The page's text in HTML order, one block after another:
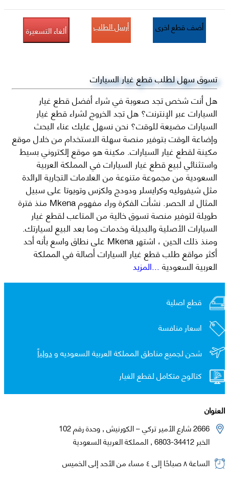
أضف قطع اخرى أرسل الطلب ألغاء التسعيرة
تسوق سهل لطلب قطع غيار السيارات
هل أنت شخص تجد صعوبة في شراء أفضل قطع غيار
السيارات عبر الإنترنت؟ هل تجد الخروج لشراء قطع غيار
السيارات مضيعة للوقت؟ نحن نسهل عليك عناء البحث
وإضاعة الوقت بتوفير منصة سهلة الاستخدام من خلال موقع
مكينة لقطع غيار السيارات. مكينة هو موقع إلكتروني بسيط
واستثنائي لبيع قطع غيار السيارات في المملكة العربية
السعودية من مجموعة متنوعة من العلامات التجارية الرائدة
مثل شيفروليه وكرايسلر ودودج ولكزس وتويوتا على سبيل
المثال لا الحصر. نشأت الفكرة وراء مفهوم Mkena منذ فترة
طويلة لتوفير منصة تسوق خالية من المتاعب لقطع غيار
السيارات الأصلية والبديلة وخدمات وما بعد البيع لسيارتك.
ومنذ ذلك الحين ، اشتهر Mkena على نطاق واسع بأنه أحد
أكثر مواقع طلب قطع غيار السيارات أصالة في المملكة
العربية السعودية...المزيد
قطع اصلية
اسعار منافسة
شحن لجميع مناطق المملكة العربية السعوديه ودولياً
كتالوج متكامل لقطع الغيار
العنوان
2666 شارع الأمير تركي – الكورنيش , وحدة رقم 102
الخبر 34412-6803 , المملكة العربية السعودية
الساعة ٨ صباحًا إلى ٤ مساء من الأحد إلى الخميس